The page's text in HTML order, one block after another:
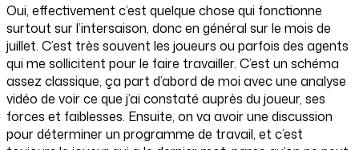
Oui, effectivement c’est quelque chose qui fonctionne
surtout sur l’intersaison, donc en général sur le mois de
juillet. C’est très souvent les joueurs ou parfois des agents
qui me sollicitent pour le faire travailler. C’est un schéma
assez classique, ça part d’abord de moi avec une analyse
vidéo de voir ce que j’ai constaté auprès du joueur, ses
forces et faiblesses. Ensuite, on va avoir une discussion
pour déterminer un programme de travail, et c’est